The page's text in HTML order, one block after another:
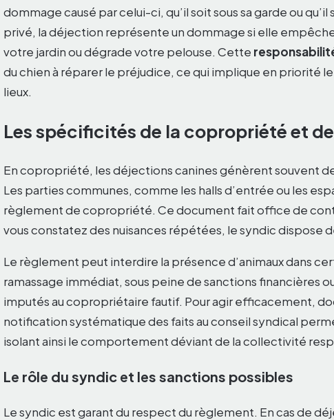
dommage causé par celui-ci, qu’il soit sous sa garde ou
privé, la déjection représente un dommage si elle
votre jardin ou dégrade votre pelouse. Cette
du chien à réparer le préjudice, ce qui implique en priorité
lieux.
Les spécificités de la copropriété et
En copropriété, les déjections canines génèrent souvent
Les parties communes, comme les halls d’entrée ou les
règlement de copropriété. Ce document fait office de
vous constatez des nuisances répétées, le syndic dispose
Le règlement peut interdire la présence d’animaux dans
ramassage immédiat, sous peine de sanctions financières
imputés au copropriétaire fautif. Pour agir efficacement,
notification systématique des faits au conseil syndical
isolant ainsi le comportement déviant de la collectivité
Le rôle du syndic et les sanctions possibles
Le syndic est garant du respect du règlement. En cas de